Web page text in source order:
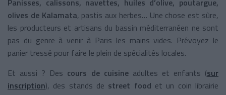
olives de Kalamata, pastis aux herbes… Une chose est sûre,
les producteurs et artisans du bassin méditerranéen ne sont
pas du genre à venir à Paris les mains vides. Prévoyez le
panier tressé pour faire le plein de spécialités locales.
Et aussi ? Des cours de cuisine adultes et enfants (sur
inscription), des stands de street food et un coin librairie